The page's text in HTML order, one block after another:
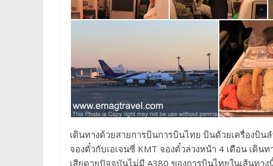
เดินทางด้วยสายการบินการบินไทย บินด้วยเครื่องบิน
จองตั๋วกับเอเจนซี่ KMT จองตั๋วล่วงหน้า 4 เดือน เดิ
เสียดายปัจจุบันไม่มี A380 ของการบินไทยในเส้นทาง